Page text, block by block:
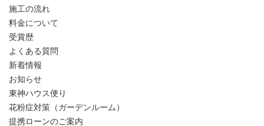
施工の流れ
料金について
受賞歴
よくある質問
新着情報
お知らせ
東神ハウス便り
花粉症対策（ガーデンルーム）
提携ローンのご案内